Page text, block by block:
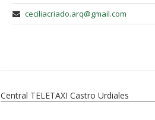
ceciliacriado.arq@gmail.com
Central TELETAXI Castro Urdiales